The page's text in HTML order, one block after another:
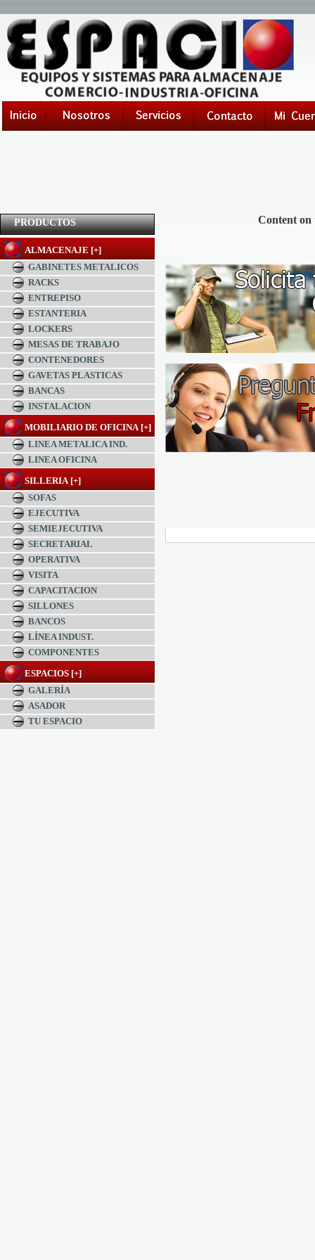
PRODUCTOS
ALMACENAJE [+]
GABINETES METALICOS
RACKS
ENTREPISO
ESTANTERIA
LOCKERS
MESAS DE TRABAJO
CONTENEDORES
GAVETAS PLASTICAS
BANCAS
INSTALACION
MOBILIARIO DE OFICINA [+]
LINEA METALICA IND.
LINEA OFICINA
SILLERIA [+]
SOFAS
EJECUTIVA
SEMIEJECUTIVA
SECRETARIAL
OPERATIVA
VISITA
CAPACITACION
SILLONES
BANCOS
LÍNEA INDUST.
COMPONENTES
ESPACIOS [+]
GALERÍA
ASADOR
TU ESPACIO
Content on